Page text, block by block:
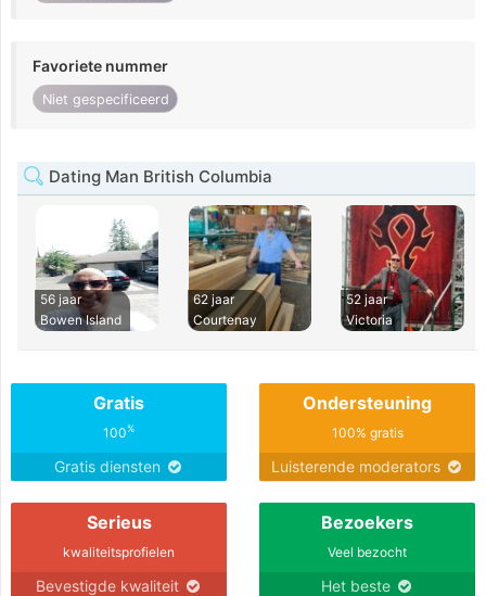
Favoriete nummer
Niet gespecificeerd
Dating Man British Columbia
56 jaar
Bowen Island
62 jaar
Courtenay
52 jaar
Victoria
Gratis
100%
Gratis diensten
Ondersteuning
100% gratis
Luisterende moderators
Serieus
kwaliteitsprofielen
Bevestigde kwaliteit
Bezoekers
Veel bezocht
Het beste